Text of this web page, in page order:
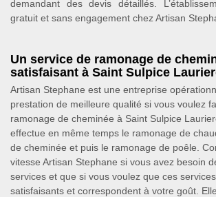
demandant des devis détaillés.
gratuit et sans engagement chez Artisan
Un service de ramonage de
satisfaisant à Saint Sulpice
Artisan Stephane est une entreprise
prestation de meilleure qualité si vous voulez
ramonage de cheminée à Saint Sulpice
effectue en même temps le ramonage de
de cheminée et puis le ramonage de poêle.
vitesse Artisan Stephane si vous avez besoin
services et que si vous voulez que ces
satisfaisants et correspondent à votre goût.